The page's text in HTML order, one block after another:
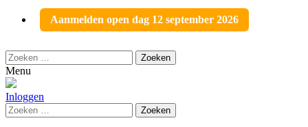
Aanmelden open dag 12 september 2026
Zoeken
naar:
Menu
Inloggen
Zoeken
naar: